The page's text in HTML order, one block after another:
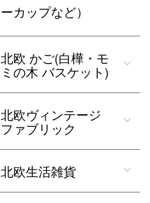
ーカップなど）
北欧 かご(白樺・モ
ミの木 バスケット)
北欧ヴィンテージ
ファブリック
北欧生活雑貨